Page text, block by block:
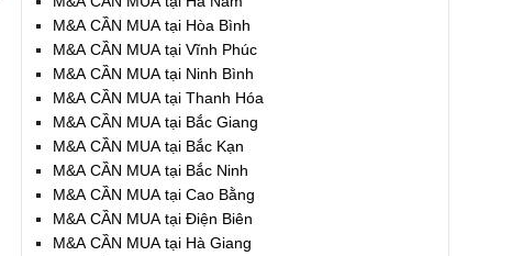
M&A CẦN MUA tại Hòa Bình
M&A CẦN MUA tại Vĩnh Phúc
M&A CẦN MUA tại Ninh Bình
M&A CẦN MUA tại Thanh Hóa
M&A CẦN MUA tại Bắc Giang
M&A CẦN MUA tại Bắc Kạn
M&A CẦN MUA tại Bắc Ninh
M&A CẦN MUA tại Cao Bằng
M&A CẦN MUA tại Điện Biên
M&A CẦN MUA tại Hà Giang